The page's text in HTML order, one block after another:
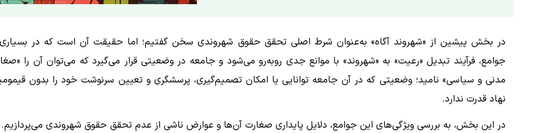
در بخش پیشین از «شهروند آگاه» به‌عنوان شرط اصلی تحقق حقوق شهروندی سخن گفتیم؛ اما حقیقت آن است که در بسیاری
جوامع، فرآیند تبدیل «رعیت» به «شهروند» با موانع جدی روبه‌رو می‌شود و جامعه در وضعیتی قرار می‌گیرد که می‌توان آن را
مدنی و سیاسی» نامید؛ وضعیتی که در آن جامعه توانایی یا امکان تصمیم‌گیری، پرسشگری و تعیین سرنوشت خود را بدون
نهاد قدرت ندارد.
در این بخش، به بررسی ویژگی‌های این جوامع، دلایل پایداری صغارت آن‌ها و عوارض ناشی از عدم تحقق حقوق شهروندی می‌پردازیم.